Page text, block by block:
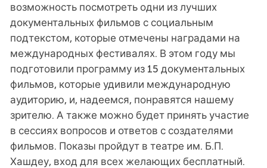
возможность посмотреть одни из лучших
документальных фильмов с социальным
подтекстом, которые отмечены наградами на
международных фестивалях. В этом году мы
подготовили программу из 15 документальных
фильмов, которые удивили международную
аудиторию, и, надеемся, понравятся нашему
зрителю. А также можно будет принять участие
в сессиях вопросов и ответов с создателями
фильмов. Показы пройдут в театре им. Б.П.
Хашдеу, вход для всех желающих бесплатный.